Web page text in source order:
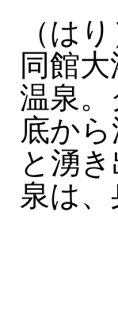
（は
同館
温泉
底か
と湧
泉は